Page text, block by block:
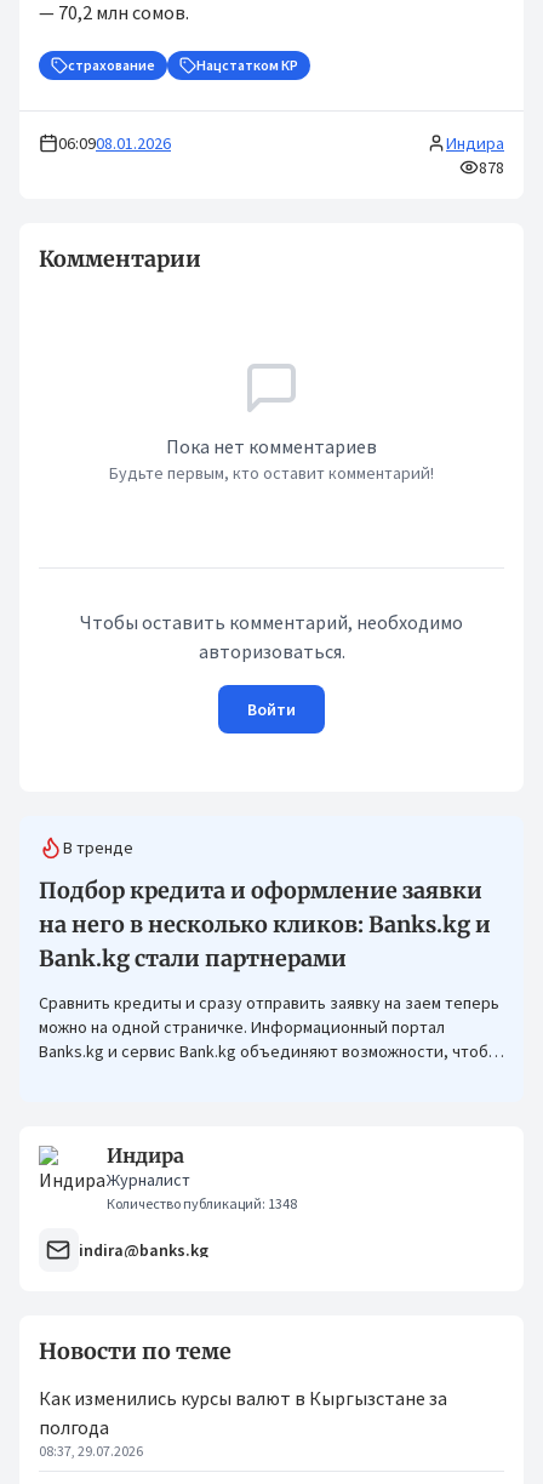
— 70,2 млн сомов.
страхование Нацстатком КР
06:0908.01.2026
Индира
878
Комментарии
Пока нет комментариев
Будьте первым, кто оставит комментарий!
Чтобы оставить комментарий, необходимо
авторизоваться.
Войти
В тренде
Подбор кредита и оформление заявки
на него в несколько кликов: Banks.kg и
Bank.kg стали партнерами
Сравнить кредиты и сразу отправить заявку на заем теперь
можно на одной страничке. Информационный портал
Banks.kg и сервис Bank.kg объединяют возможности, чтобы
Индира
Журналист
Количество публикаций: 1348
indira@banks.kg
Новости по теме
Как изменились курсы валют в Кыргызстане за
полгода
08:37, 29.07.2026